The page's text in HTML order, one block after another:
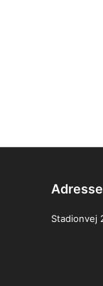
Adresse
Stadionvej